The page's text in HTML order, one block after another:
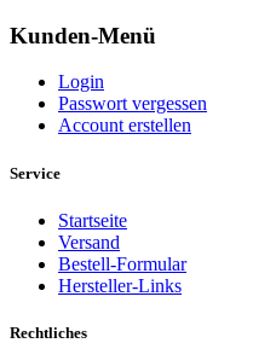
Kunden-Menü
Login
Passwort vergessen
Account erstellen
Service
Startseite
Versand
Bestell-Formular
Hersteller-Links
Rechtliches